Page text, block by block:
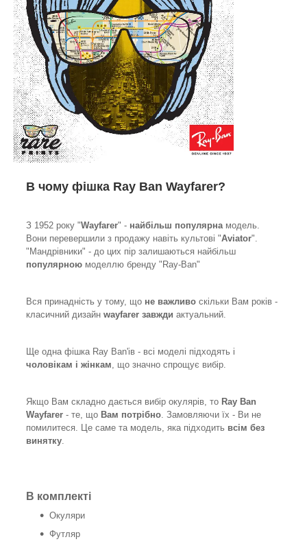
В чому фішка Ray Ban Wayfarer?
З 1952 року "Wayfarer" - найбільш популярна модель.
Вони перевершили з продажу навіть культові "Aviator".
"Мандрівники" - до цих пір залишаються найбільш
популярною моделлю бренду "Ray-Ban"
Вся принадність у тому, що не важливо скільки Вам років -
класичний дизайн wayfarer завжди актуальний.
Ще одна фішка Ray Ban'ів - всі моделі підходять і
чоловікам і жінкам , що значно спрощує вибір.
Якщо Вам складно дається вибір окулярів, то Ray Ban
Wayfarer - те, що Вам потрібно . Замовляючи їх - Ви не
помилитеся. Це саме та модель, яка підходить всім без
винятку
В комплекті
Окуляри
Футляр